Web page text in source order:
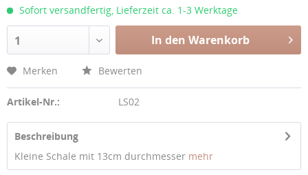
Sofort versandfertig, Lieferzeit ca. 1-3 Werktage
1 In den Warenkorb
Merken Bewerten
Artikel-Nr.: LS02
Beschreibung
Kleine Schale mit 13cm durchmesser mehr